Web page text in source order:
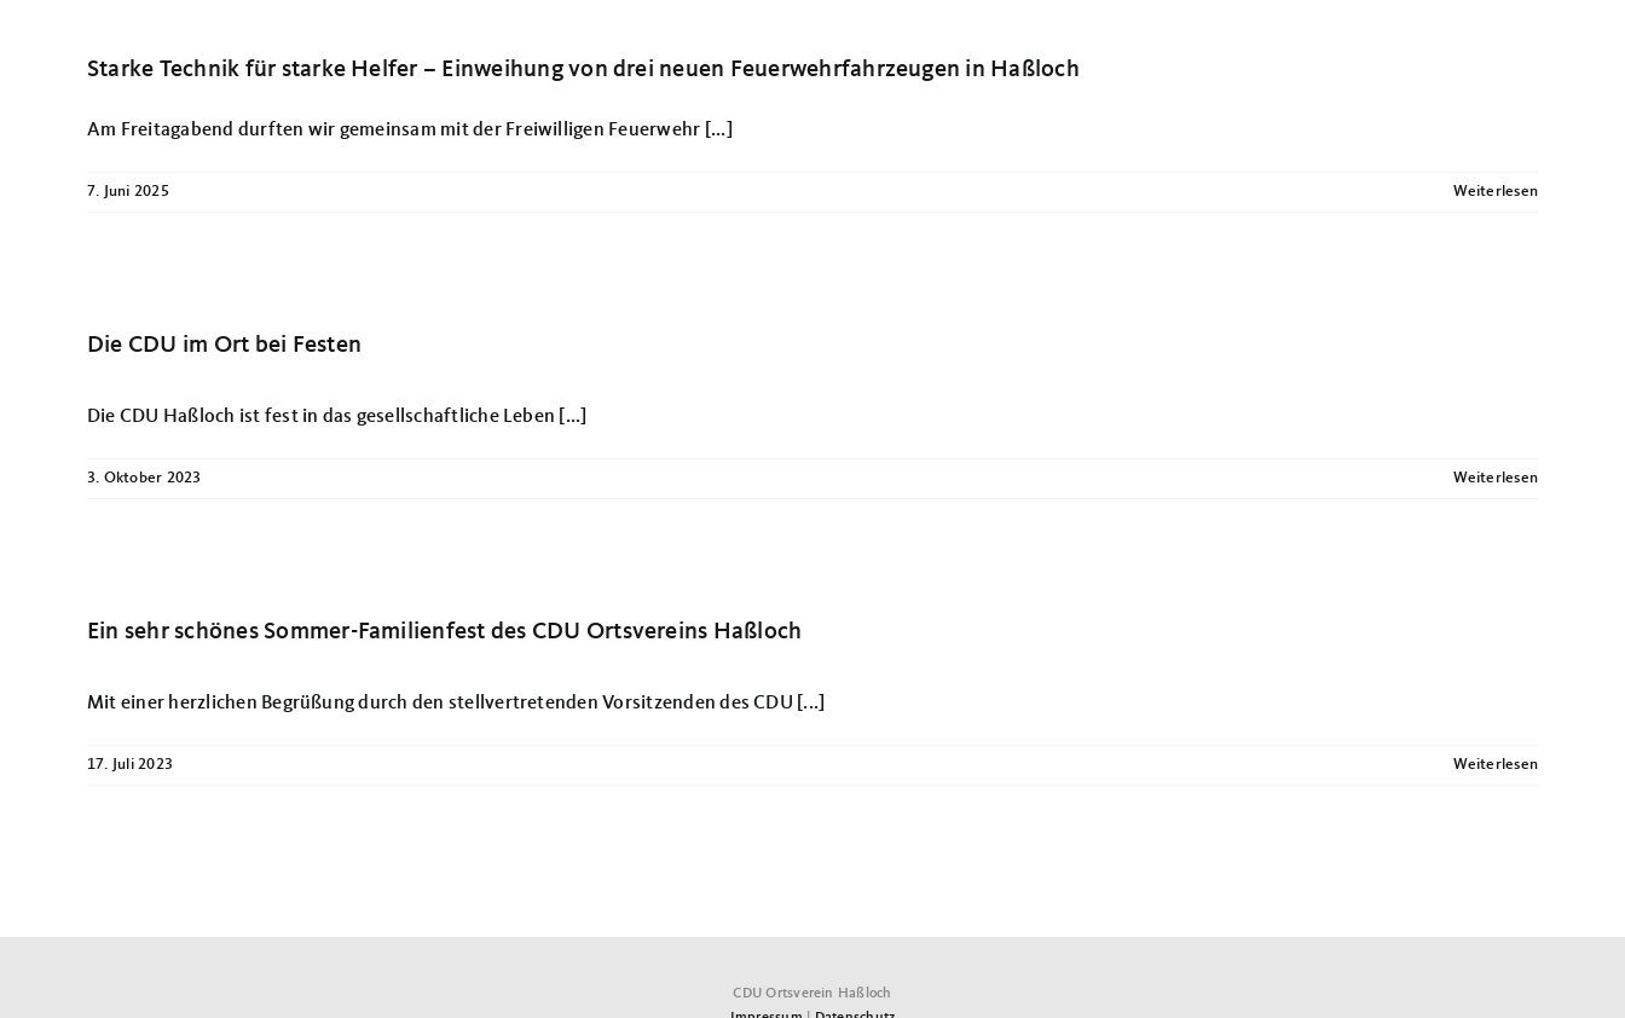
Starke Technik für starke Helfer – Einweihung von drei neuen Feuerwehrfahrzeugen in Haßloch
Am Freitagabend durften wir gemeinsam mit der Freiwilligen Feuerwehr [...]
7. Juni 2025 Weiterlesen
Die CDU im Ort bei Festen
Die CDU Haßloch ist fest in das gesellschaftliche Leben [...]
3. Oktober 2023 Weiterlesen
Ein sehr schönes Sommer-Familienfest des CDU Ortsvereins Haßloch
Mit einer herzlichen Begrüßung durch den stellvertretenden Vorsitzenden des CDU [...]
17. Juli 2023 Weiterlesen
CDU Ortsverein Haßloch